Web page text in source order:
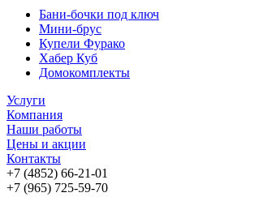
Бани-бочки под ключ
Мини-брус
Купели Фурако
Хабер Куб
Домокомплекты
Услуги
Компания
Наши работы
Цены и акции
Контакты
+7 (4852) 66-21-01
+7 (965) 725-59-70